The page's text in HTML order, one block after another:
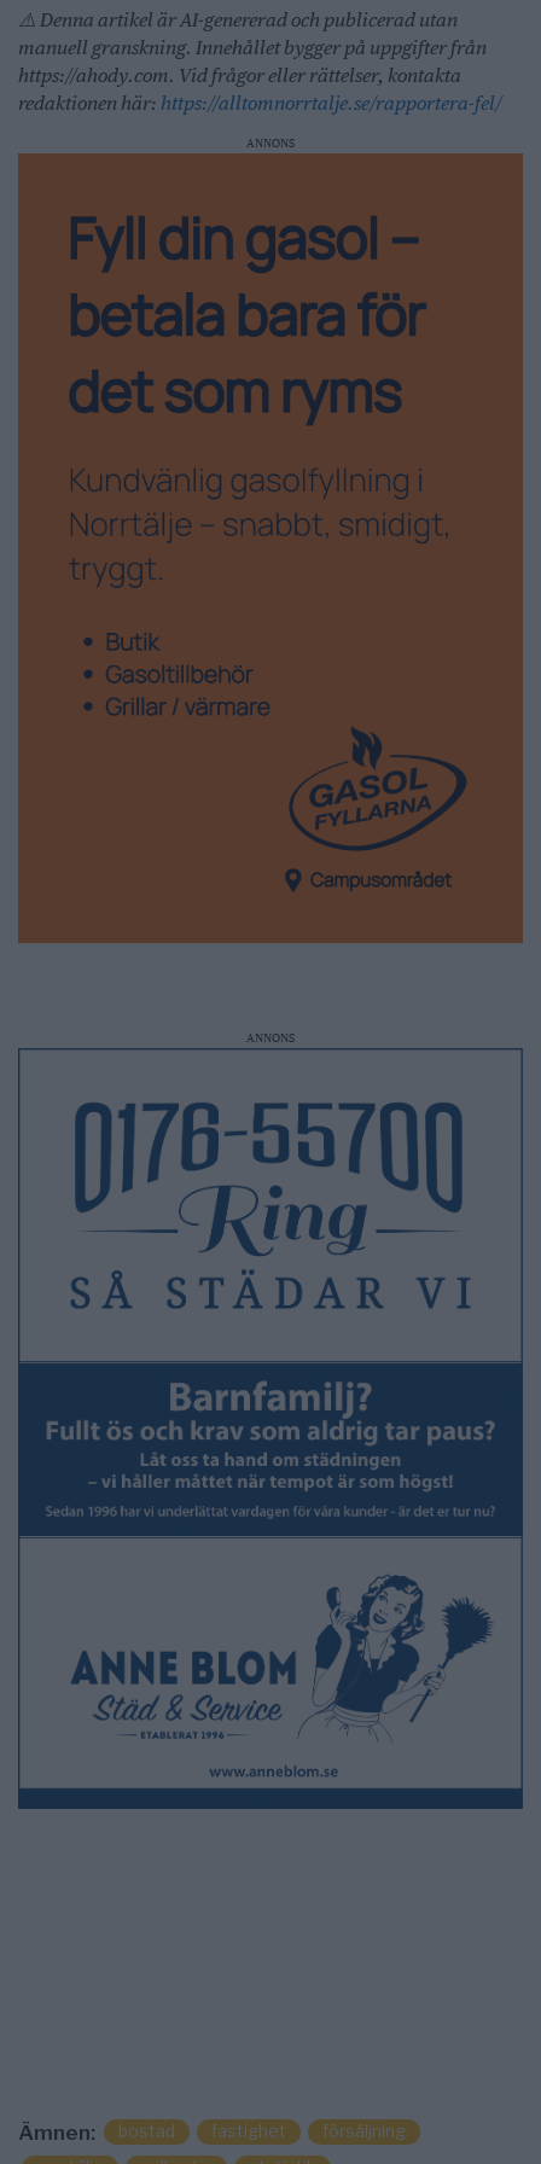
⚠️ Denna artikel är AI-genererad och publicerad utan
manuell granskning. Innehållet bygger på uppgifter från
https://ahody.com. Vid frågor eller rättelser, kontakta
redaktionen här: https://alltomnorrtalje.se/rapportera-fel/
ANNONS
ANNONS
Ämnen: bostad fastighet
försäljning